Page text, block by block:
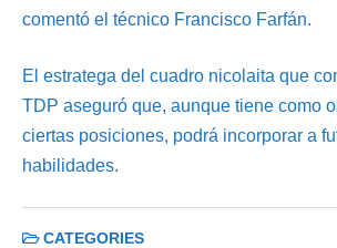
comentó el técnico Francisco Farfán.
El estratega del cuadro nicolaita que
TDP aseguró que, aunque tiene como
ciertas posiciones, podrá incorporar a
habilidades.
CATEGORIES